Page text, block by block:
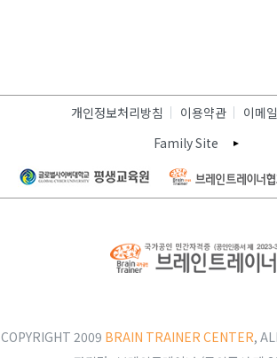
개인정보처리방침 이용약관
이메
Family Site
COPYRIGHT 2009 BRAIN TRAINER CENTER,